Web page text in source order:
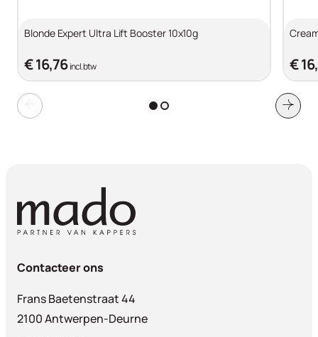
Blonde Expert Ultra Lift Booster 10x10g
€ 16,76incl. btw €
Contacteer ons
Frans Baetenstraat 44
2100 Antwerpen-Deurne